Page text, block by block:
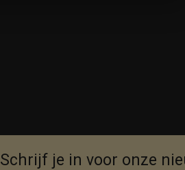
Schrijf je in voor onze